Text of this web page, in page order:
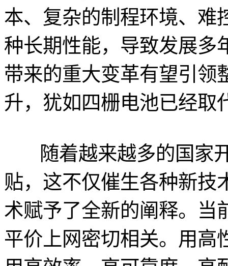
本、复杂的制程环境、难
种长期性能，导致发展多
带来的重大变革有望引领
升，犹如四栅电池已经取
随着越来越多的国家
贴，这不仅催生各种新技
术赋予了全新的阐释。当
平价上网密切相关。用高